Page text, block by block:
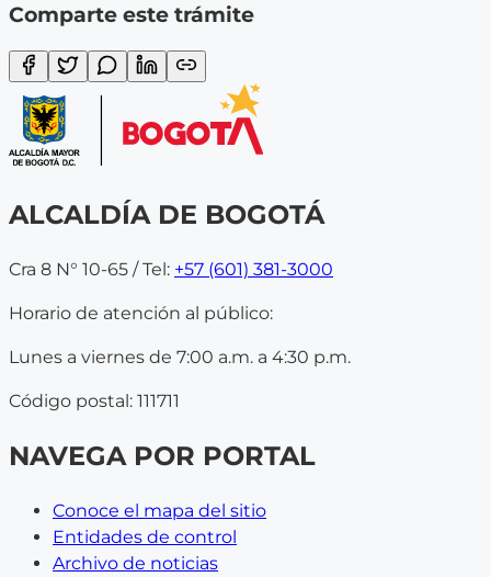
Comparte este trámite
ALCALDÍA DE BOGOTÁ
Cra 8 N° 10-65 / Tel: +57 (601) 381-3000
Horario de atención al público:
Lunes a viernes de 7:00 a.m. a 4:30 p.m.
Código postal: 111711
NAVEGA POR PORTAL
Conoce el mapa del sitio
Entidades de control
Archivo de noticias